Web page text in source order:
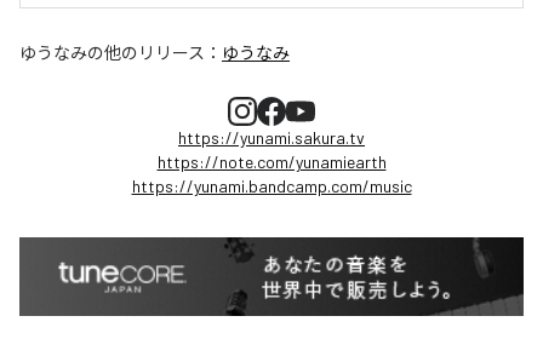
ゆうなみの他のリリース： ゆうなみ
https://yunami.sakura.tv
https://note.com/yunamiearth
https://yunami.bandcamp.com/music